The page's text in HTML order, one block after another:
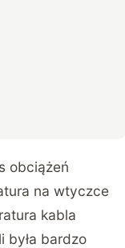
obciążeń
na wtyczce
kabla
była bardzo